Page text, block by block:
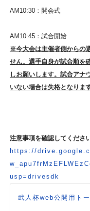
AM10:30：開会式
AM10:45：試合開始
※今大会は主催者側からの
せん。選手自身が試合順を
しお願いします。試合アナ
いない場合は失格となります
注意事項を確認してください
https://
usp=drivesdk
武人杯web公開用ト